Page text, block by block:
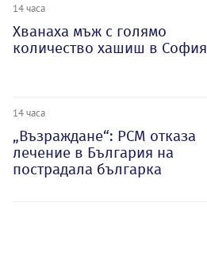
14 часа
Хванаха мъж с голямо
количество хашиш в София
14 часа
„Възраждане“: РСМ отказа
лечение в България на
пострадала българка